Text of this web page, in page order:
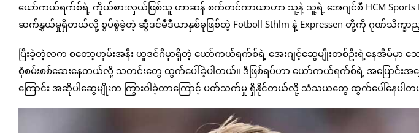
ယော်ကယ်ရက်စ်ရဲ့ ကိုယ်စားလှယ်ဖြစ်သူ ဟာဆန် စက်တင်ကာယာဟာ သူ့နဲ့ သူ့ရဲ့ အေဂျင်စီ HCM Sports
ဆက်နွှယ်မှုရှိတယ်လို့ စွပ်စွဲခဲ့တဲ့ ဆွီဒင်မီဒီယာနှစ်ခုဖြစ်တဲ့ Fotboll Sthlm နဲ့ Expressen တို့ကို ဂုဏ်သိက္ခာ
ပြီးခဲ့တဲ့လက စတော့ဟုမ်းအနီး ဟူဒင်ဂီမှာရှိတဲ့ ယော်ကယ်ရက်စ်ရဲ့ အေးဂျင့်ဆွေမျိုးတစ်ဦးရဲ့နေအိမ်မှာ
စုံစမ်းစစ်ဆေးနေတယ်လို့ သတင်းတွေ ထွက်ပေါ်ခဲ့ပါတယ်။ ဒီဖြစ်ရပ်ဟာ ယော်ကယ်ရက်စ်ရဲ့ အပြောင်းအ
ကြောင်း အဆိုပါဆွေမျိုးက ကြွားဝါခဲ့တာကြောင့် ပတ်သက်မှု ရှိနိုင်တယ်လို့ သံသယတွေ ထွက်ပေါ်နေပါတ